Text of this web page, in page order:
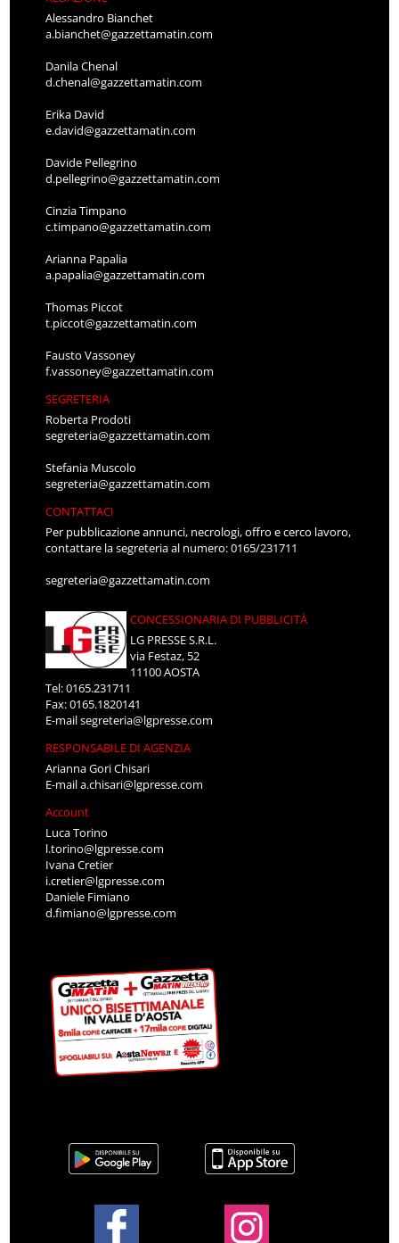
Alessandro Bianchet
a.bianchet@gazzettamatin.com
Danila Chenal
d.chenal@gazzettamatin.com
Erika David
e.david@gazzettamatin.com
Davide Pellegrino
d.pellegrino@gazzettamatin.com
Cinzia Timpano
c.timpano@gazzettamatin.com
Arianna Papalia
a.papalia@gazzettamatin.com
Thomas Piccot
t.piccot@gazzettamatin.com
Fausto Vassoney
f.vassoney@gazzettamatin.com
SEGRETERIA
Roberta Prodoti
segreteria@gazzettamatin.com
Stefania Muscolo
segreteria@gazzettamatin.com
CONTATTACI
Per pubblicazione annunci, necrologi, offro e cerco lavoro,
contattare la segreteria al numero: 0165/231711
segreteria@gazzettamatin.com
CONCESSIONARIA DI PUBBLICITÀ
LG PRESSE S.R.L.
via Festaz, 52
11100 AOSTA
Tel: 0165.231711
Fax: 0165.1820141
E-mailsegreteria@lgpresse.com
RESPONSABILE DI AGENZIA
Arianna Gori Chisari
E-maila.chisari@lgpresse.com
Account
Luca Torino
l.torino@lgpresse.com
Ivana Cretier
i.cretier@lgpresse.com
Daniele Fimiano
d.fimiano@lgpresse.com